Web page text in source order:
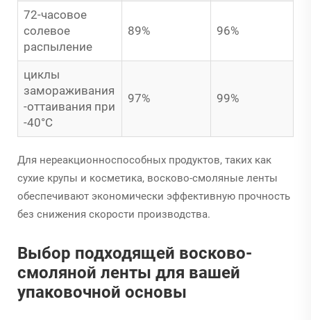
72-часовое
солевое
распыление
89% 96%
циклы
замораживания
-оттаивания при
-40°C
97% 99%
Для нереакционноспособных продуктов, таких как
сухие крупы и косметика, восково-смоляные ленты
обеспечивают экономически эффективную прочность
без снижения скорости производства.
Выбор подходящей восково-
смоляной ленты для вашей
упаковочной основы